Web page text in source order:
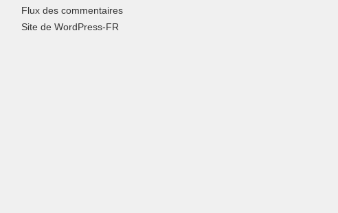
Flux des commentaires
Site de WordPress-FR